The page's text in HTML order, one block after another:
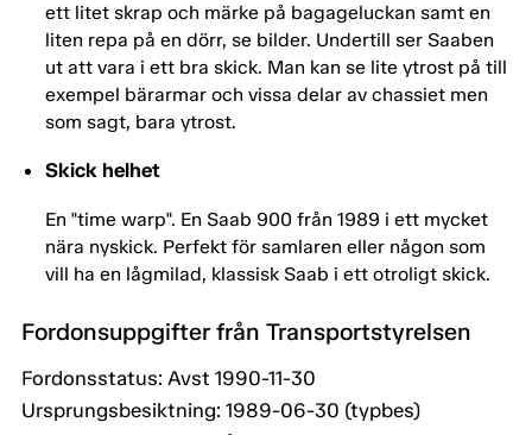
ett litet skrap och märke på bagageluckan samt en
liten repa på en dörr, se bilder. Undertill ser Saaben
ut att vara i ett bra skick. Man kan se lite ytrost på till
exempel bärarmar och vissa delar av chassiet men
som sagt, bara ytrost.
Skick helhet
En "time warp". En Saab 900 från 1989 i ett mycket
nära nyskick. Perfekt för samlaren eller någon som
vill ha en lågmilad, klassisk Saab i ett otroligt skick.
Fordonsuppgifter från Transportstyrelsen
Fordonsstatus: Avst 1990-11-30
Ursprungsbesiktning: 1989-06-30 (typbes)